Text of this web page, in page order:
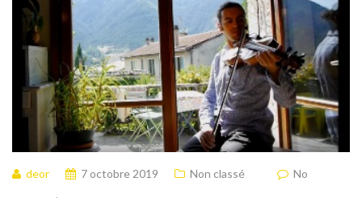
deor 7 octobre 2019 Non classé
No